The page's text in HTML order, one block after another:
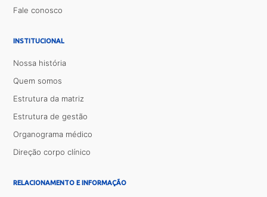
Fale conosco
INSTITUCIONAL
Nossa história
Quem somos
Estrutura da matriz
Estrutura de gestão
Organograma médico
Direção corpo clínico
RELACIONAMENTO E INFORMAÇÃO